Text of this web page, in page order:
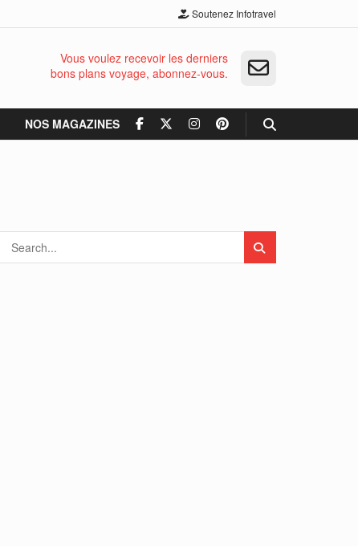
Soutenez Infotravel
Vous voulez recevoir les derniers
bons plans voyage, abonnez-vous.
NOS MAGAZINES